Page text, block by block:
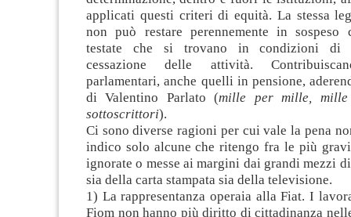
applicati questi criteri di equità. La stessa
non può restare perennemente in sospeso
testate che si trovano in condizioni di
cessazione delle attività.
parlamentari, anche quelli in pensione,
di Valentino Parlato (mille per mille,
sottoscrittori).
Ci sono diverse ragioni per cui vale la pena
indico solo alcune che ritengo fra le più
ignorate o messe ai margini dai grandi mezzi
sia della carta stampata sia della televisione.
1) La rappresentanza operaia alla Fiat. I
Fiom non hanno più diritto di cittadinanza